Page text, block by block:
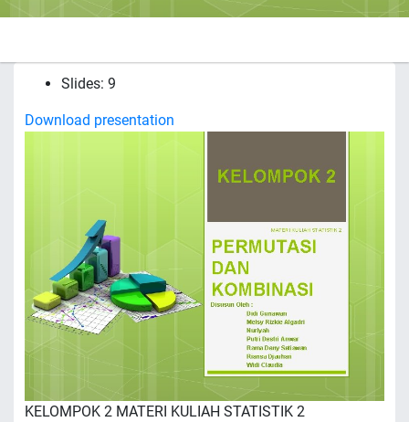
Slides: 9
Download presentation
KELOMPOK 2 MATERI KULIAH STATISTIK 2